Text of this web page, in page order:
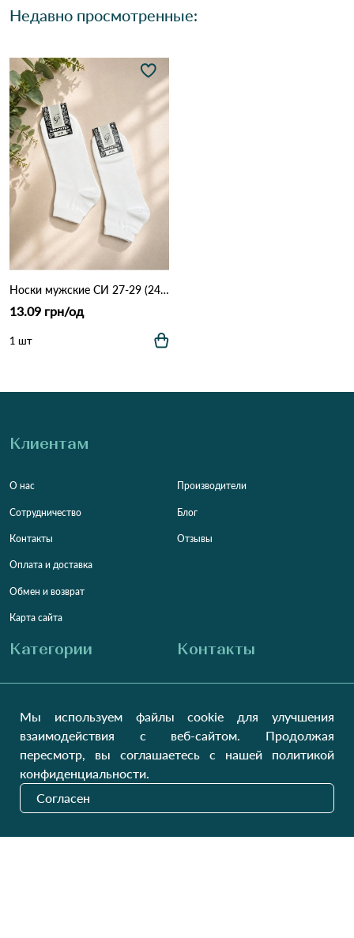
Недавно просмотренные:
Носки мужские СИ 27-29 (2408) Белый
13.09 грн/од
1 шт
Клиентам
О нас
Сотрудничество
Контакты
Оплата и доставка
Обмен и возврат
Карта сайта
Производители
Блог
Отзывы
Категории
Для мужчин
Для детей
Домашний текстиль
Контакты
+380 (99) 387-81-50
Заказать звонок?
Пн-Пт 9:00 - 16:00
Україна, Луцьк, 43000
Мы используем файлы cookie для улучшения
взаимодействия с веб-сайтом. Продолжая
пересмотр, вы соглашаетесь с нашей политикой
конфиденциальности.
Согласен